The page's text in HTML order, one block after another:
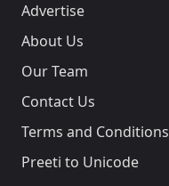
Advertise
About Us
Our Team
Contact Us
Terms and Conditions
Preeti to Unicode